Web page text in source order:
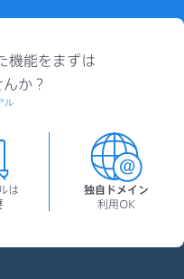
は
独自ドメイン
利用OK
機能をまずは
か？
ル